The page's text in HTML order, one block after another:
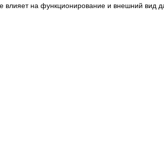
влияет на функционирование и внешний вид